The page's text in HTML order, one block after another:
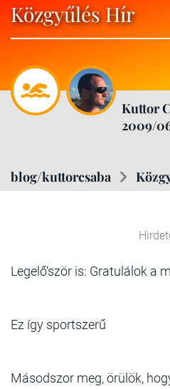
Közgyűlés Hír
Kuttor
2009/
blog/kuttorcsaba
Legelő‘ször is: Gratulálok a
Ez így sportszerű
Másodszor meg, örülök,